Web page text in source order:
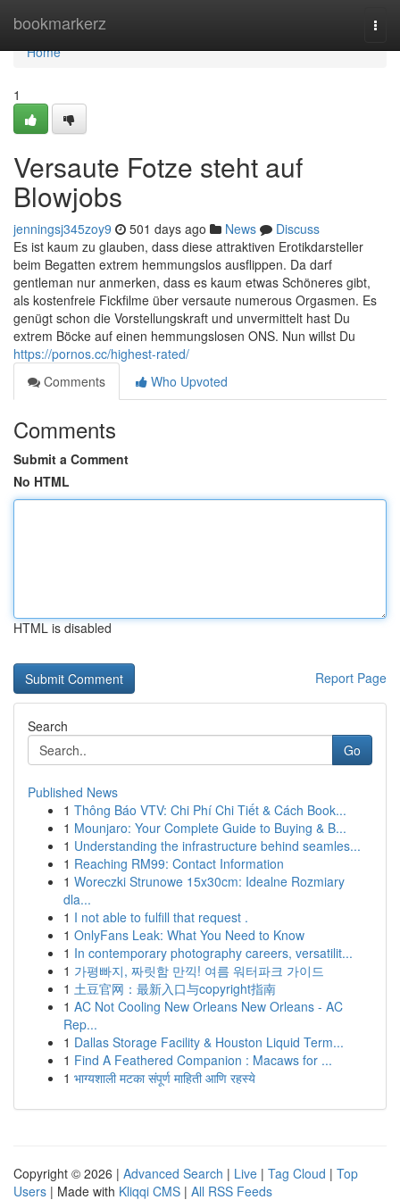
bookmarkerz
Home
Home
1
Versaute Fotze steht auf
Blowjobs
jenningsj345zoy9 501 days ago News
Discuss
Es ist kaum zu glauben, dass diese attraktiven Erotikdarsteller
beim Begatten extrem hemmungslos ausflippen. Da darf
gentleman nur anmerken, dass es kaum etwas Schöneres gibt,
als kostenfreie Fickfilme über versaute numerous Orgasmen. Es
genügt schon die Vorstellungskraft und unvermittelt hast Du
extrem Böcke auf einen hemmungslosen ONS. Nun willst Du
https://pornos.cc/highest-rated/
Comments
Who Upvoted
Comments
Submit a Comment
No HTML
HTML is disabled
Report Page
Search
Go
Published News
1 Thông Báo VTV: Chi Phí Chi Tiết & Cách Book...
1 Mounjaro: Your Complete Guide to Buying & B...
1 Understanding the infrastructure behind seamles...
1 Reaching RM99: Contact Information
1 Woreczki Strunowe 15x30cm: Idealne Rozmiary
dla...
1 I not able to fulfill that request .
1 OnlyFans Leak: What You Need to Know
1 In contemporary photography careers, versatilit...
1 가평빠지, 짜릿함 만끽! 여름 워터파크 가이드
1 土豆官网：最新入口与copyright指南
1 AC Not Cooling New Orleans New Orleans - AC
Rep...
1 Dallas Storage Facility & Houston Liquid Term...
1 Find A Feathered Companion : Macaws for ...
1 भाग्यशाली मटका संपूर्ण माहिती आणि रहस्ये
Copyright © 2026 | Advanced Search | Live | Tag Cloud | Top
Users | Made with Kliqqi CMS | All RSS Feeds